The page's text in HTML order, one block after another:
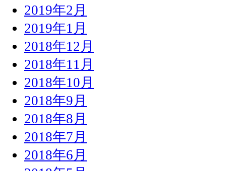
2019年2月
2019年1月
2018年12月
2018年11月
2018年10月
2018年9月
2018年8月
2018年7月
2018年6月